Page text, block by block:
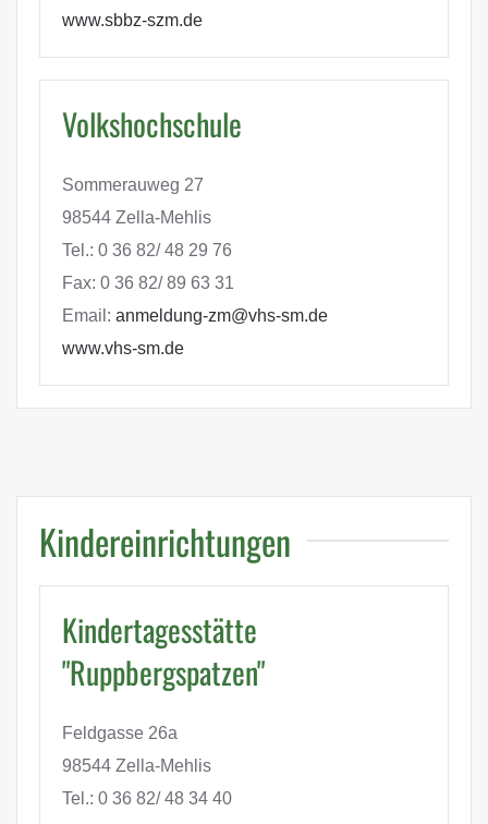
www.sbbz-szm.de
Volkshochschule
Sommerauweg 27
98544 Zella-Mehlis
Tel.: 0 36 82/ 48 29 76
Fax: 0 36 82/ 89 63 31
Email: anmeldung-zm@vhs-sm.de
www.vhs-sm.de
Kindereinrichtungen
Kindertagesstätte
"Ruppbergspatzen"
Feldgasse 26a
98544 Zella-Mehlis
Tel.: 0 36 82/ 48 34 40